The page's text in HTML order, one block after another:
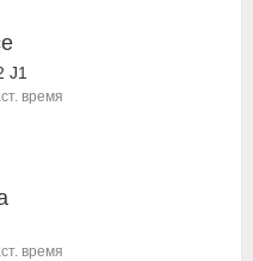
J1
время
время